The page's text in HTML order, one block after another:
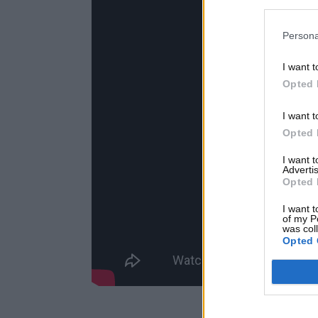
I want
Opted
I want
Opted
I want
Opted
I want
of my
was
Opted